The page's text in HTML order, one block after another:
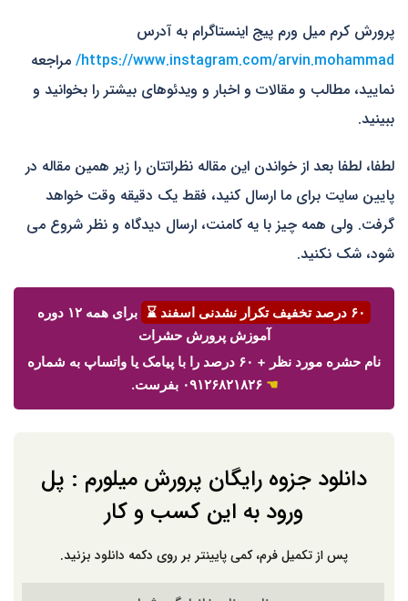
پرورش کرم میل ورم پیج اینستاگرام به آدرس
https://www.instagram.com/arvin.mohammad/ مراجعه
نمایید، مطالب و مقالات و اخبار و ویدئوهای بیشتر را بخوانید و
ببینید.
لطفا، لطفا بعد از خواندن این مقاله نظراتتان را زیر همین مقاله در
پایین سایت برای ما ارسال کنید، فقط یک دقیقه وقت خواهد
گرفت. ولی همه چیز با یه کامنت، ارسال دیدگاه و نظر شروع می
شود، شک نکنید.
۶۰ درصد تخفیف تکرار نشدنی اسفند ⌛
برای همه ۱۲ دوره
آموزش پرورش حشرات
نام حشره مورد نظر + ۶۰ درصد را با پیامک یا واتساپ به شماره
☚ ۰۹۱۲۶۸۲۱۸۲۶ بفرست.
دانلود جزوه رایگان پرورش میلورم : پل
ورود به این کسب و کار
پس از تکمیل فرم، کمی پایینتر بر روی دکمه دانلود بزنید.